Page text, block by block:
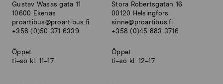
Gustav Wasas gata 11
10600 Ekenäs
proartibus@proartibus.fi
+358 (0)50 371 6339
Öppet
ti–sö kl. 11–17
Stora Robertsgatan 16
00120 Helsingfors
sinne@proartibus.fi
+358 (0)45 883 3716
Öppet
ti–sö kl. 12–17